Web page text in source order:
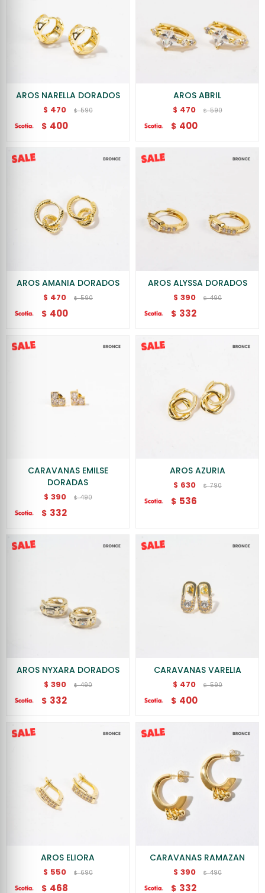
AROS NARELLA DORADOS
$ 470 $ 590
$ 400
AROS ABRIL
$ 470 $ 590
$ 400
AROS AMANIA DORADOS
$ 470 $ 590
$ 400
AROS ALYSSA DORADOS
$ 390 $ 490
$ 332
CARAVANAS EMILSE
DORADAS
$ 390 $ 490
$ 332
AROS AZURIA
$ 630 $ 790
$ 536
AROS NYXARA DORADOS
$ 390 $ 490
$ 332
CARAVANAS VARELIA
$ 470 $ 590
$ 400
AROS ELIORA
$ 550 $ 690
$ 468
CARAVANAS RAMAZAN
$ 390 $ 490
$ 332